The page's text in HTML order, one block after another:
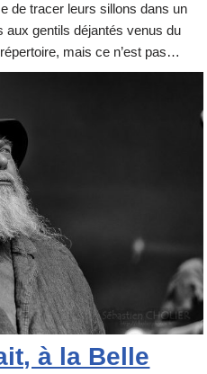
de tracer leurs sillons dans un
aux gentils déjantés venus du
mais ce n’est pas…
à la Belle